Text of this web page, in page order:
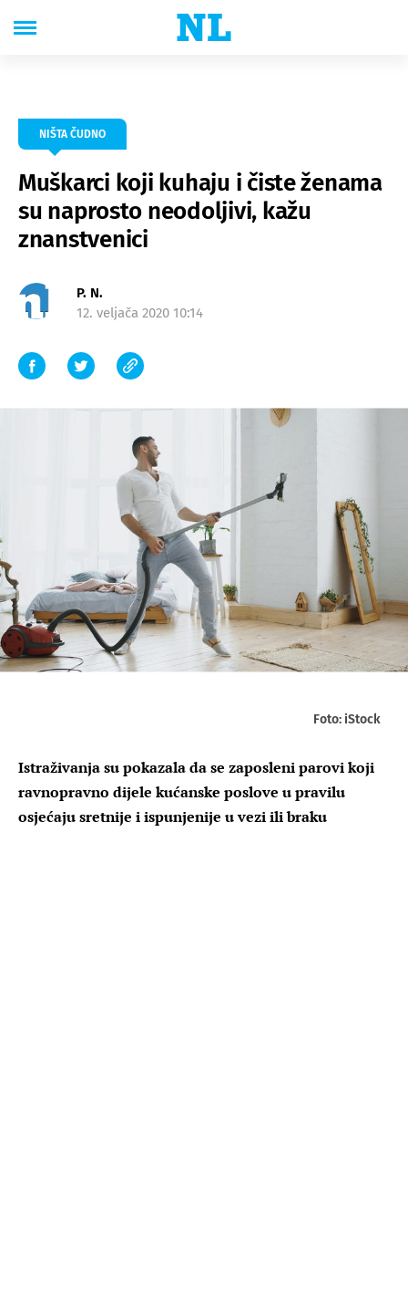
NIŠTA ČUDNO
Muškarci koji kuhaju i čiste ženama
su naprosto neodoljivi, kažu
znanstvenici
P. N.
12. veljača 2020 10:14
Foto: iStock
Istraživanja su pokazala da se zaposleni parovi koji
ravnopravno dijele kućanske poslove u pravilu
osjećaju sretnije i ispunjenije u vezi ili braku